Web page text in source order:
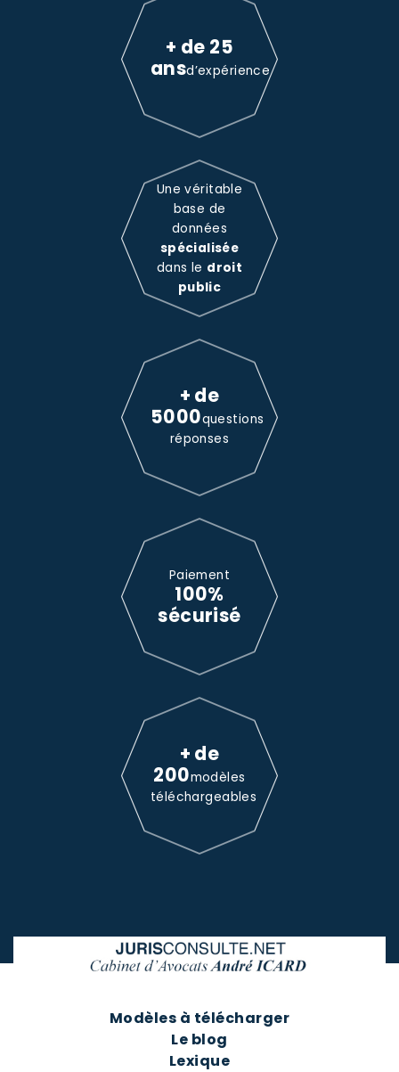
+ de 25
ansd’expérience
Une véritable
base de
données
spécialisée
dans le droit
public
+ de
5000questions
réponses
Paiement
100%
sécurisé
+ de
200modèles
téléchargeables
Modèles à télécharger
Le blog
Lexique